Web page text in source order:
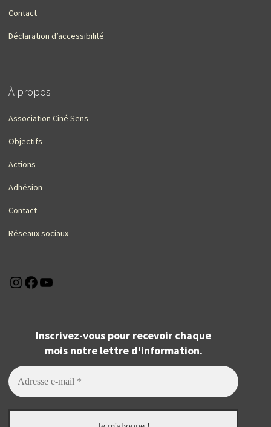
Contact
Déclaration d’accessibilité
À propos
Association Ciné Sens
Objectifs
Actions
Adhésion
Contact
Réseaux sociaux
Instagram
Facebook
Inscrivez-vous pour recevoir chaque
mois notre lettre d'information.